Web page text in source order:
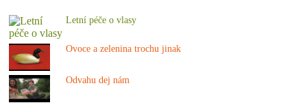
Letní péče o vlasy
Ovoce a zelenina trochu jinak
Odvahu dej nám